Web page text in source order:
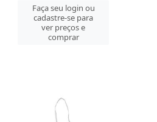
Faça seu login ou
cadastre-se para
ver preços e
comprar